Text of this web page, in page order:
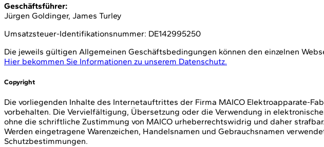
Geschäftsführer:
Jürgen Goldinger, James Turley
Umsatzsteuer-Identifikationsnummer: DE142995250
Die jeweils gültigen Allgemeinen Geschäftsbedingungen können den einzelnen
Hier bekommen Sie Informationen zu unserem Datenschutz.
Copyright
Die vorliegenden Inhalte des Internetauftrittes der Firma MAICO Elektroapparate-
vorbehalten. Die Vervielfältigung, Übersetzung oder die Verwendung in
ohne die schriftliche Zustimmung von MAICO urheberrechtswidrig und daher strafbar.
Werden eingetragene Warenzeichen, Handelsnamen und Gebrauchsnamen
Schutzbestimmungen.